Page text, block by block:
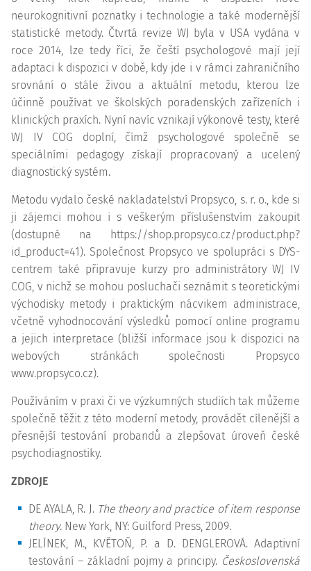
neurokognitivní poznatky i technologie a také modernější
statistické metody. Čtvrtá revize WJ byla v USA vydána v
roce 2014, lze tedy říci, že čeští psychologové mají její
adaptaci k dispozici v době, kdy jde i v rámci zahraničního
srovnání o stále živou a aktuální metodu, kterou lze
účinně používat ve školských poradenských zařízeních i
klinických praxích. Nyní navíc vznikají výkonové testy, které
WJ IV COG doplní, čímž psychologové společně se
speciálními pedagogy získají propracovaný a ucelený
diagnostický systém.
Metodu vydalo české nakladatelství Propsyco, s. r. o., kde si
ji zájemci mohou i s veškerým příslušenstvím zakoupit
(dostupné na https://shop.propsyco.cz/product.php?
id_product=41). Společnost Propsyco ve spolupráci s DYS-
centrem také připravuje kurzy pro administrátory WJ IV
COG, v nichž se mohou posluchači seznámit s teoretickými
východisky metody i praktickým nácvikem administrace,
včetně vyhodnocování výsledků pomocí online programu
a jejich interpretace (bližší informace jsou k dispozici na
webových stránkách společnosti Propsyco
www.propsyco.cz).
Používáním v praxi či ve výzkumných studiích tak můžeme
společně těžit z této moderní metody, provádět cílenější a
přesnější testování probandů a zlepšovat úroveň české
psychodiagnostiky.
ZDROJE
DE AYALA, R. J.The theory and practice ofitem response
theory. New York, NY: Guilford Press, 2009.
JELÍNEK, M., KVĚTOŇ, P. a D. DENGLEROVÁ. Adaptivní
testování – základní pojmy a principy. Československá